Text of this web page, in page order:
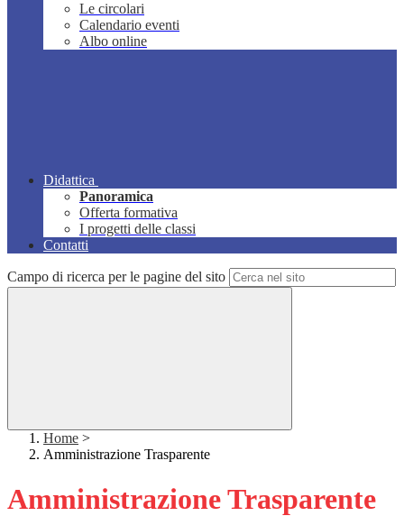
Le circolari
Calendario eventi
Albo online
Didattica
Panoramica
Offerta formativa
I progetti delle classi
Contatti
Campo di ricerca per le pagine del sito
Home >
Amministrazione Trasparente
Amministrazione Trasparente